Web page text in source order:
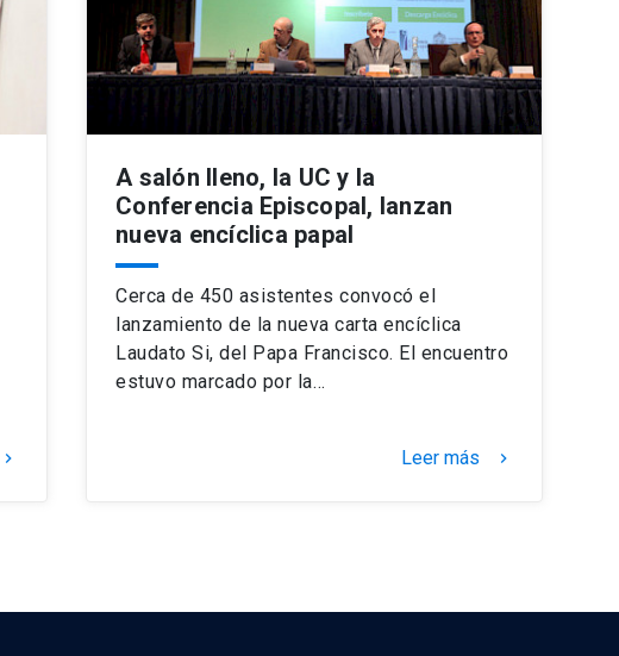
keyboard_arrow_right
A salón lleno, la UC y la
Conferencia Episcopal, lanzan
nueva encíclica papal
Cerca de 450 asistentes convocó el
lanzamiento de la nueva carta encíclica
Laudato Si, del Papa Francisco. El encuentro
estuvo marcado por la…
Leer más keyboard_arrow_right